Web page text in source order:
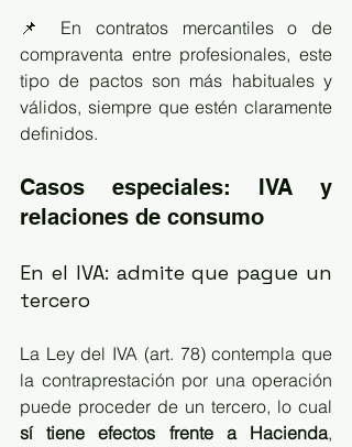
📌 En contratos mercantiles o de
compraventa entre profesionales, este
tipo de pactos son más habituales y
válidos, siempre que estén claramente
definidos.
Casos especiales: IVA y
relaciones de consumo
En el IVA: admite que pague un
tercero
La Ley del IVA (art. 78) contempla que
la contraprestación por una operación
sí tiene efectos frente a Hacienda,